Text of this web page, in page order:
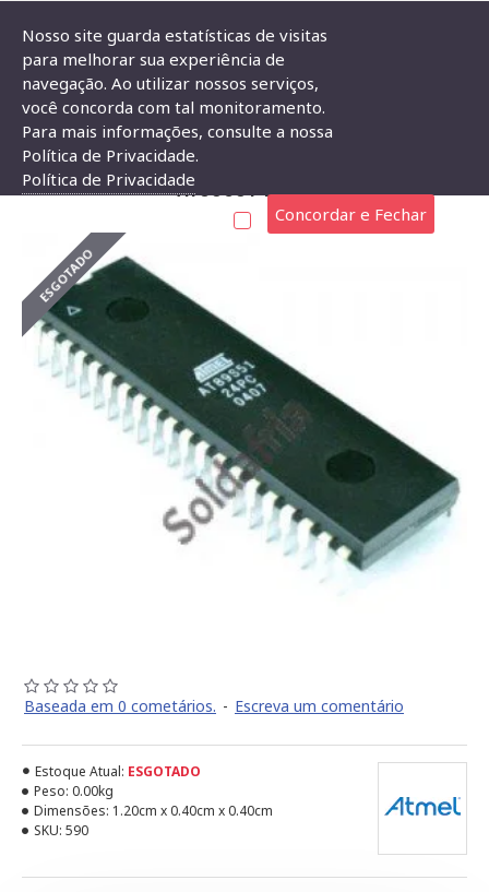
Circuito Integrado Microcontrolador AT89S51-24PC
CIRCUITO INTEGRADO MICROCONTROLADOR
AT89S51-24PC
ESGOTADO
Baseada em 0 cometários. - Escreva um comentário
Estoque Atual: ESGOTADO
Peso: 0.00kg
Dimensões: 1.20cm x 0.40cm x 0.40cm
SKU: 590
Nosso site guarda estatísticas de visitas
para melhorar sua experiência de
navegação. Ao utilizar nossos serviços,
você concorda com tal monitoramento.
Para mais informações, consulte a nossa
Política de Privacidade.
Política de Privacidade
Concordar e Fechar